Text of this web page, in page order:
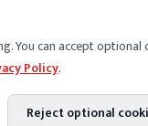
You can accept
Policy.
Reject optional